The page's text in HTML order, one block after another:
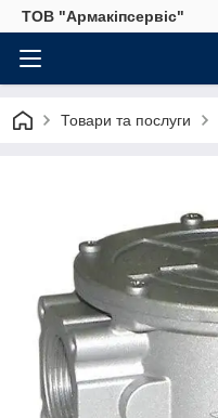
ТОВ "Армакіпсервіс"
Товари та послуги